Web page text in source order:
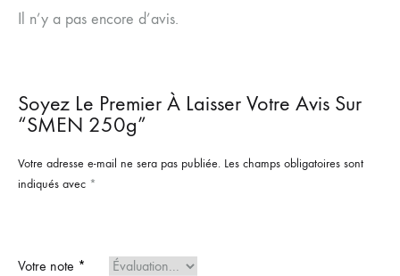
Il n’y a pas encore d’avis.
Soyez Le Premier À Laisser Votre Avis Sur
“SMEN 250g”
Votre adresse e-mail ne sera pas publiée. Les champs obligatoires sont
indiqués avec *
Votre note *